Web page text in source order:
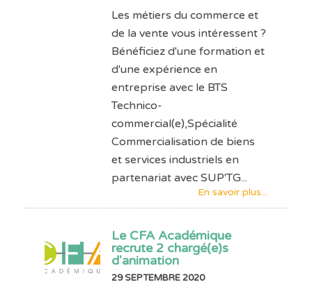
Les métiers du commerce et
de la vente vous intéressent ?
Bénéficiez d'une formation et
d'une expérience en
entreprise avec le BTS
Technico-
commercial(e),Spécialité
Commercialisation de biens
et services industriels en
partenariat avec SUP'TG...
En savoir plus...
Le CFA Académique
recrute 2 chargé(e)s
d'animation
29 SEPTEMBRE 2020